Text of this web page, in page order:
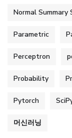
Normal
Parametric
Perceptron
Probability
Pytorch
머신러닝